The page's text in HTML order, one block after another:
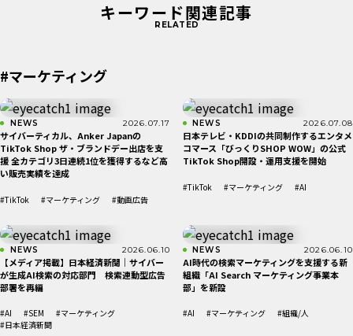
キーワード関連記事
RELATED
#マーケティング
NEWS 2026.07.17
サイバーティカル、Anker Japanの
TikTok Shop ザ・ブランドデー出店を支
援 全カテゴリ3日連続1位を獲得するなど高
い販売実績を達成
#TikTok #マーケティング #動画広告
NEWS 2026.07.08
日本テレビ・KDDIの共同制作するエンタメ
コマース「びっくりSHOP WOW」の公式
TikTok Shop開設・運用支援を開始
#TikTok #マーケティング #AI
NEWS 2026.06.10
【メディア掲載】日本経済新聞｜サイバー
が生成AI検索の対応部門 検索連動型広告
部署を再編
#AI #SEM
#マーケティング
#日本経済新聞
NEWS 2026.06.10
AI時代の検索マーケティングを支援する新
組織「AI Search マーケティング事業本
部」を新設
#AI #マーケティング #組織/人